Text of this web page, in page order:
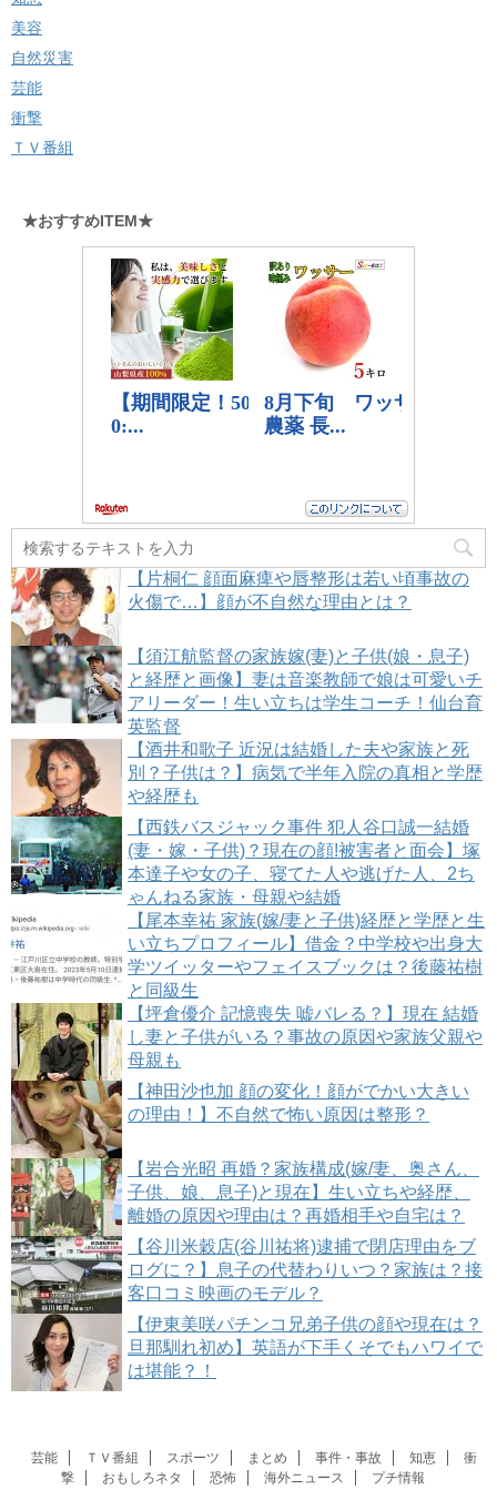
美容
自然災害
芸能
衝撃
ＴＶ番組
★おすすめITEM★
【片桐仁 顔面麻痺や唇整形は若い頃事故の
火傷で…】顔が不自然な理由とは？
【須江航監督の家族嫁(妻)と子供(娘・息子)
と経歴と画像】妻は音楽教師で娘は可愛いチ
アリーダー！生い立ちは学生コーチ！仙台育
英監督
【酒井和歌子 近況は結婚した夫や家族と死
別？子供は？】病気で半年入院の真相と学歴
や経歴も
【西鉄バスジャック事件 犯人谷口誠一結婚
(妻・嫁・子供)？現在の顔!被害者と面会】塚
本達子や女の子、寝てた人や逃げた人、2ち
ゃんねる家族・母親や結婚
【尾本幸祐 家族(嫁/妻と子供)経歴と学歴と生
い立ちプロフィール】借金？中学校や出身大
学ツイッターやフェイスブックは？後藤祐樹
と同級生
【坪倉優介 記憶喪失 嘘バレる？】現在 結婚
し妻と子供がいる？事故の原因や家族父親や
母親も
【神田沙也加 顔の変化！顔がでかい大きい
の理由！】不自然で怖い原因は整形？
【岩合光昭 再婚？家族構成(嫁/妻、奥さん、
子供、娘、息子)と現在】生い立ちや経歴、
離婚の原因や理由は？再婚相手や自宅は？
【谷川米穀店(谷川祐将)逮捕で閉店理由をブ
ログに？】息子の代替わりいつ？家族は？接
客口コミ映画のモデル？
【伊東美咲パチンコ兄弟子供の顔や現在は？
旦那馴れ初め】英語が下手くそでもハワイで
は堪能？！
芸能 ＴＶ番組 スポーツ まとめ 事件・事故 知恵
衝
撃
おもしろネタ 恐怖 海外ニュース プチ情報